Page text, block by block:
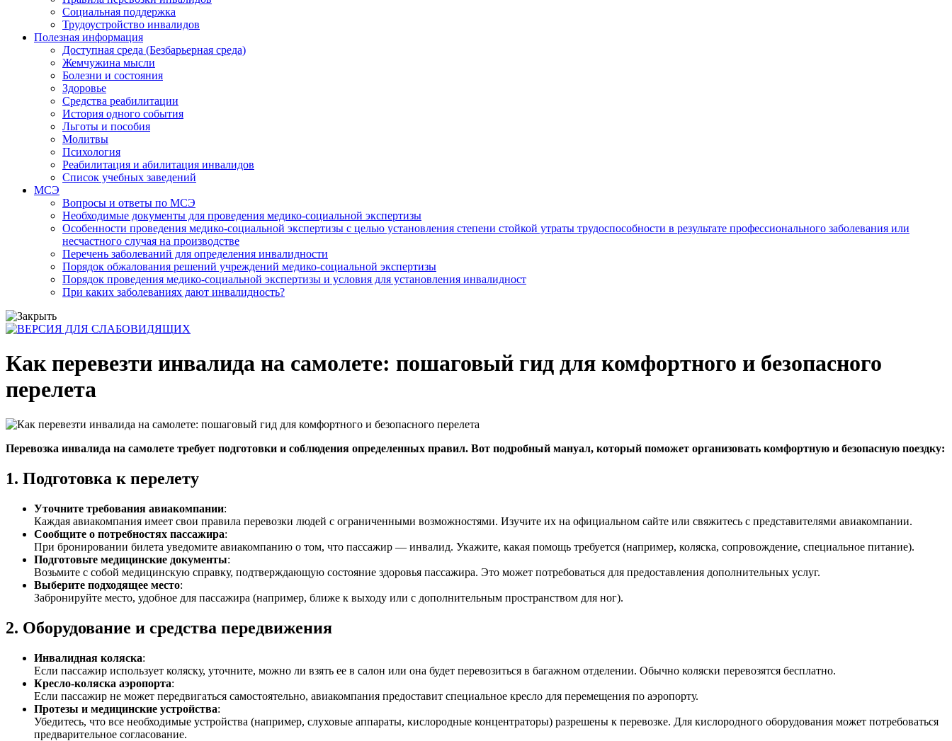
Социальная поддержка
Трудоустройство инвалидов
Полезная информация
Доступная среда (Безбарьерная среда)
Жемчужина мысли
Болезни и состояния
Здоровье
Средства реабилитации
История одного события
Льготы и пособия
Молитвы
Психология
Реабилитация и абилитация инвалидов
Список учебных заведений
МСЭ
Вопросы и ответы по МСЭ
Необходимые документы для проведения медико-социальной экспертизы
Особенности проведения медико-социальной экспертизы с целью установления степени стойкой утраты трудоспособности в результате профессионального заболевания или
несчастного случая на производстве
Перечень заболеваний для определения инвалидности
Порядок обжалования решений учреждений медико-социальной экспертизы
Порядок проведения медико-социальной экспертизы и условия для установления инвалидност
При каких заболеваниях дают инвалидность?
Как перевезти инвалида на самолете: пошаговый гид для комфортного и безопасного
перелета
Перевозка инвалида на самолете требует подготовки и соблюдения определенных правил. Вот подробный мануал, который поможет организовать комфортную и безопасную поездку:
1. Подготовка к перелету
Уточните требования авиакомпании:
Каждая авиакомпания имеет свои правила перевозки людей с ограниченными возможностями. Изучите их на официальном сайте или свяжитесь с представителями авиакомпании.
Сообщите о потребностях пассажира:
При бронировании билета уведомите авиакомпанию о том, что пассажир — инвалид. Укажите, какая помощь требуется (например, коляска, сопровождение, специальное питание).
Подготовьте медицинские документы:
Возьмите с собой медицинскую справку, подтверждающую состояние здоровья пассажира. Это может потребоваться для предоставления дополнительных услуг.
Выберите подходящее место:
Забронируйте место, удобное для пассажира (например, ближе к выходу или с дополнительным пространством для ног).
2. Оборудование и средства передвижения
Инвалидная коляска:
Если пассажир использует коляску, уточните, можно ли взять ее в салон или она будет перевозиться в багажном отделении. Обычно коляски перевозятся бесплатно.
Кресло-коляска аэропорта:
Если пассажир не может передвигаться самостоятельно, авиакомпания предоставит специальное кресло для перемещения по аэропорту.
Протезы и медицинские устройства:
Убедитесь, что все необходимые устройства (например, слуховые аппараты, кислородные концентраторы) разрешены к перевозке. Для кислородного оборудования может потребоваться
предварительное согласование.